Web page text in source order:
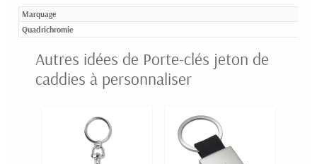
Marquage
Quadrichromie
Autres idées de Porte-clés jeton de
caddies à personnaliser